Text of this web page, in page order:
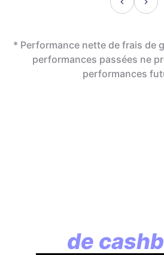
* Performance nette de frais de
performances passées ne
performances
de